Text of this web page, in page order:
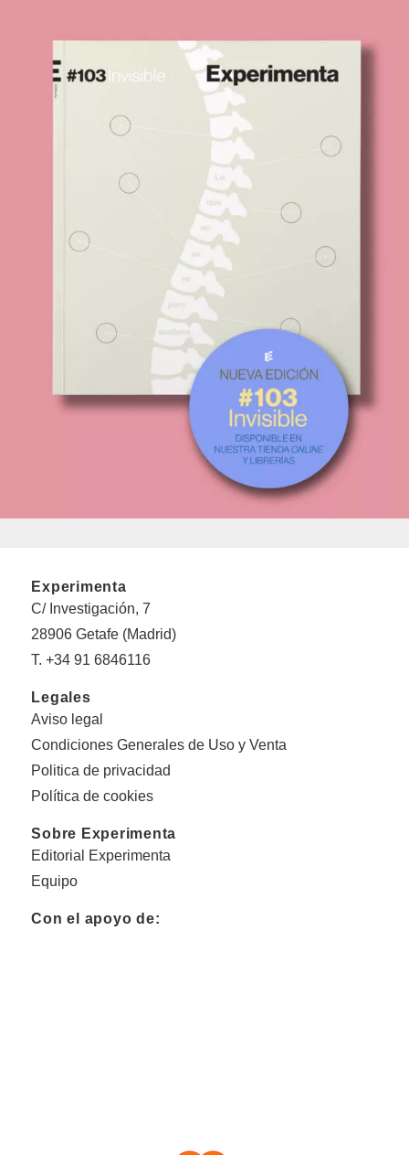
Experimenta
C/ Investigación, 7
28906 Getafe (Madrid)
T. +34 91 6846116
Legales
Aviso legal
Condiciones Generales de Uso y Venta
Politica de privacidad
Política de cookies
Sobre Experimenta
Editorial Experimenta
Equipo
Con el apoyo de: